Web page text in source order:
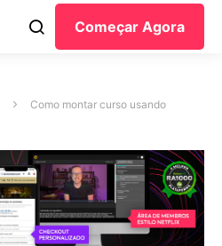
Começar Agora
Como montar curso usando